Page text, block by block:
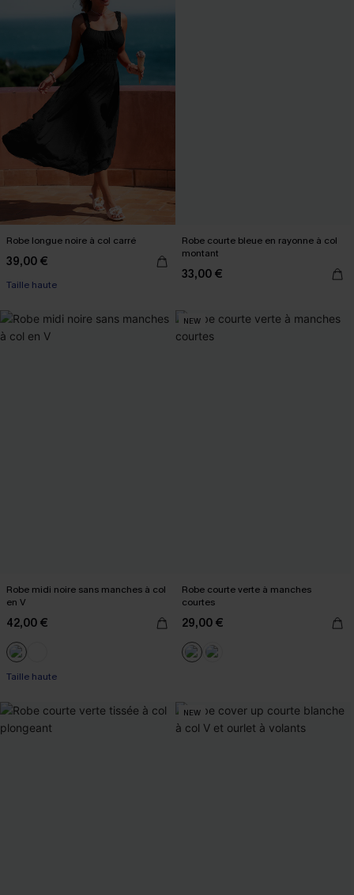
Robe longue noire à col carré
39,00 €
Taille haute
Robe courte bleue en rayonne à col
montant
33,00 €
Robe midi noire sans manches à col
en V
42,00 €
Taille haute
NEW
Robe courte verte à manches
courtes
29,00 €
NEW